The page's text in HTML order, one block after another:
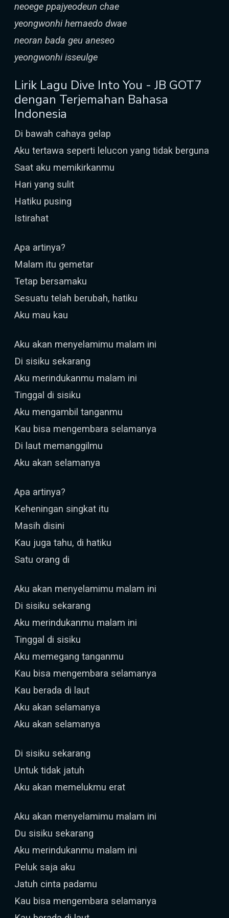
neoege ppajyeodeun chae
yeongwonhi hemaedo dwae
neoran bada geu aneseo
yeongwonhi isseulge
Lirik Lagu Dive Into You - JB GOT7
dengan Terjemahan Bahasa
Indonesia
Di bawah cahaya gelap
Aku tertawa seperti lelucon yang tidak berguna
Saat aku memikirkanmu
Hari yang sulit
Hatiku pusing
Istirahat
Apa artinya?
Malam itu gemetar
Tetap bersamaku
Sesuatu telah berubah, hatiku
Aku mau kau
Aku akan menyelamimu malam ini
Di sisiku sekarang
Aku merindukanmu malam ini
Tinggal di sisiku
Aku mengambil tanganmu
Kau bisa mengembara selamanya
Di laut memanggilmu
Aku akan selamanya
Apa artinya?
Keheningan singkat itu
Masih disini
Kau juga tahu, di hatiku
Satu orang di
Aku akan menyelamimu malam ini
Di sisiku sekarang
Aku merindukanmu malam ini
Tinggal di sisiku
Aku memegang tanganmu
Kau bisa mengembara selamanya
Kau berada di laut
Aku akan selamanya
Aku akan selamanya
Di sisiku sekarang
Untuk tidak jatuh
Aku akan memelukmu erat
Aku akan menyelamimu malam ini
Du sisiku sekarang
Aku merindukanmu malam ini
Peluk saja aku
Jatuh cinta padamu
Kau bisa mengembara selamanya